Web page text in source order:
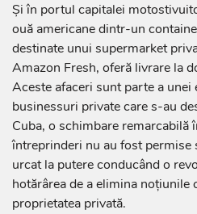
Şi în portul capitalei
ouă americane dintr-un
destinate unui supermarket
Amazon Fresh, oferă livrare la
Aceste afaceri sunt parte a unei
businessuri private care s-au
Cuba, o schimbare remarcabilă
întreprinderi nu au fost permise
urcat la putere conducând o
hotărârea de a elimina noţiunile
proprietatea privată.